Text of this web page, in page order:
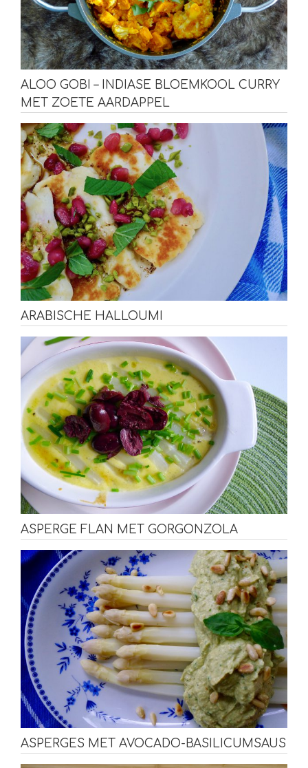
ALOO GOBI – INDIASE BLOEMKOOL CURRY
MET ZOETE AARDAPPEL
ARABISCHE HALLOUMI
ASPERGE FLAN MET GORGONZOLA
ASPERGES MET AVOCADO-BASILICUMSAUS